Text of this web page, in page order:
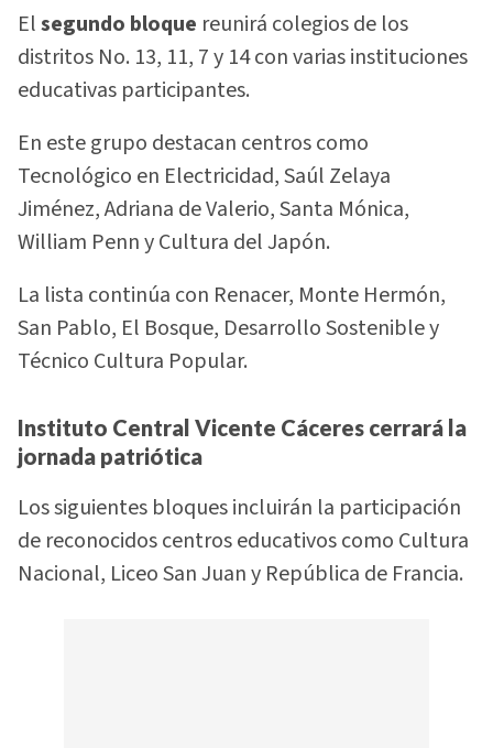
Elsegundo bloque reunirá colegios de los
distritos No. 13, 11, 7 y 14 con varias instituciones
educativas participantes.
En este grupo destacan centros como
Tecnológico en Electricidad, Saúl Zelaya
Jiménez, Adriana de Valerio, Santa Mónica,
William Penn y Cultura del Japón.
La lista continúa con Renacer, Monte Hermón,
San Pablo, El Bosque, Desarrollo Sostenible y
Técnico Cultura Popular.
Instituto Central Vicente Cáceres cerrará la
jornada patriótica
Los siguientes bloques incluirán la participación
de reconocidos centros educativos como Cultura
Nacional, Liceo San Juan y República de Francia.